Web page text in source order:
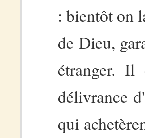
: bientôt on
de Dieu,
étranger.
délivrance
qui